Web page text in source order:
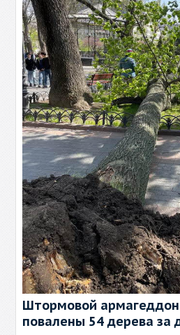
Штормовой армагеддон
повалены 54 дерева за